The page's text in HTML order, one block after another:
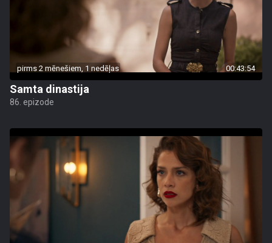
pirms 2 mēnešiem, 1 nedēļas 00:43:54
Samta dinastija
86. epizode